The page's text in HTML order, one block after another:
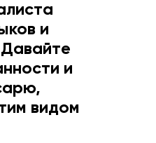
и
и
видом